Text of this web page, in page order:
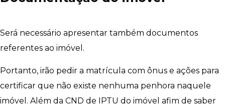
Será necessário apresentar também documentos
referentes ao imóvel.
Portanto, irão pedir a matrícula com ônus e ações para
certificar que não existe nenhuma penhora naquele
imóvel. Além da CND de IPTU do imóvel afim de saber